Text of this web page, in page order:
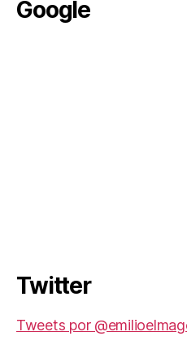
Google
Twitter
Tweets por